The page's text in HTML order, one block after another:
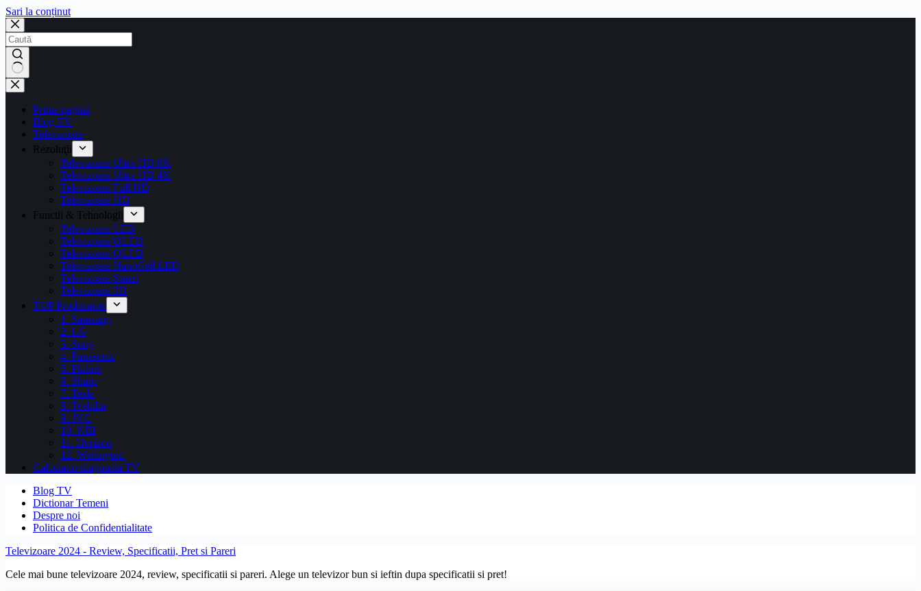
Sari la conținut
Prima pagină
Blog TV
Televizoare
Rezoluţii
Televizoare Ultra HD 8K
Televizoare Ultra HD 4K
Televizoare Full HD
Televizoare HD
Functii & Tehnologii
Televizoare LED
Televizoare OLED
Televizoare QLED
Televizoare NanoCell LED
Televizoare Smart
Televizoare 3D
TOP Producatori
1. Samsung
2. LG
3. Sony
4. Panasonic
5. Philips
6. Sharp
7. Tesla
8. Toshiba
9. JVC
10. NEI
11. Horizon
12. Wellington
Calculator diagonala TV
Blog TV
Dictionar Temeni
Despre noi
Politica de Confidentialitate
Televizoare 2024 - Review, Specificatii, Pret si Pareri
Cele mai bune televizoare 2024, review, specificatii si pareri. Alege un televizor bun si ieftin dupa specificatii si pret!